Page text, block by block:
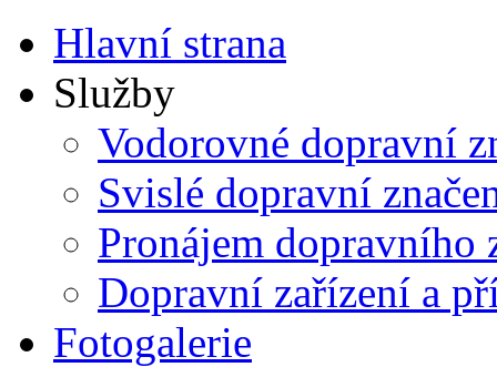
Hlavní strana
Služby
Vodorovné dopravní
Svislé dopravní
Pronájem dopravního
Dopravní zařízení a
Fotogalerie